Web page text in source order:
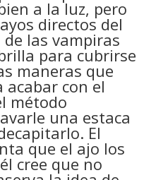
a la luz, pero
directos del
las vampiras
para cubrirse
maneras que
acabar con el
método
una estaca
El
que el ajo los
cree que no